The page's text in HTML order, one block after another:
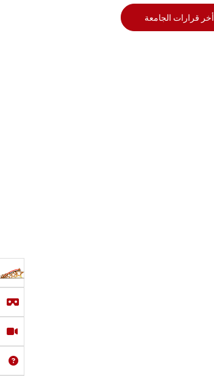
أخر قرارات الجامعة